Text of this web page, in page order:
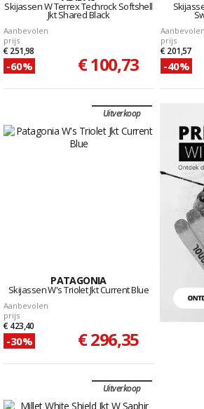
Skijassen W Terrex Techrock Softshell
Jkt Shared Black
Aanbevolen
prijs
€ 251,98
-60% € 100,73
Aanbevolen
prijs
€ 201,57
-40%
Uitverkoop
PATAGONIA
Skijassen W's Triolet Jkt Current Blue
Aanbevolen
prijs
€ 423,40
-30% € 296,35
Uitverkoop